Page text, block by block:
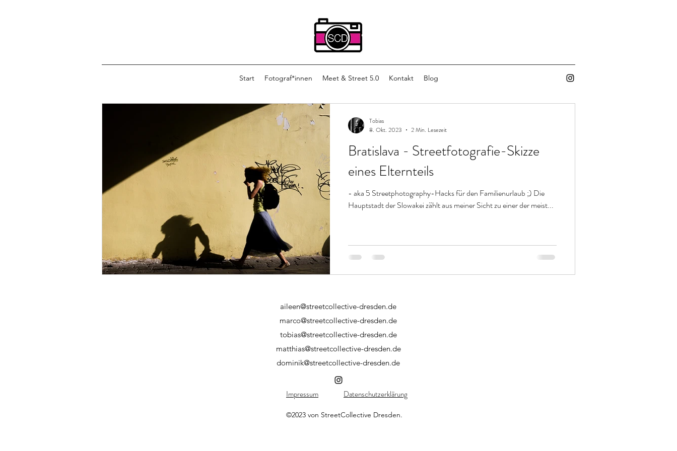
Start Fotograf*innen Meet & Street 5.0 Kontakt Blog
Bratislava - Streetfotografie-Skizze
eines Elternteils
- aka 5 Streetphotography-Hacks für den Familienurlaub ;) Die
Hauptstadt der Slowakei zählt aus meiner Sicht zu einer der meist...
Tobias
8. Okt. 2023
2 Min. Lesezeit
aileen@streetcollective-dresden.de
marco@streetcollective-dresden.de
tobias@streetcollective-dresden.de
matthias@streetcollective-dresden.de
dominik@streetcollective-dresden.de
Impressum Datenschutzerklärung
©2023 von StreetCollective Dresden.